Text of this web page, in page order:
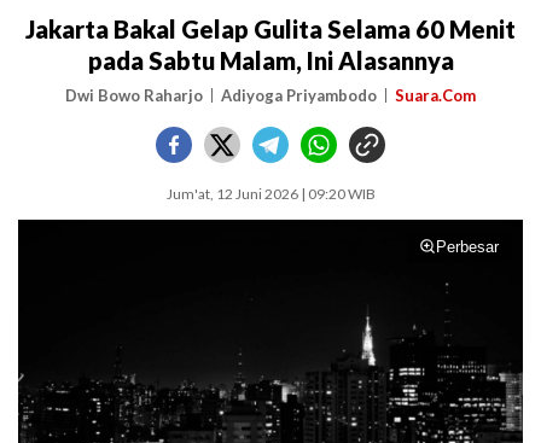
Jakarta Bakal Gelap Gulita Selama 60 Menit
pada Sabtu Malam, Ini Alasannya
Dwi Bowo Raharjo Adiyoga Priyambodo Suara.Com
Jum'at, 12 Juni 2026 | 09:20 WIB
Perbesar